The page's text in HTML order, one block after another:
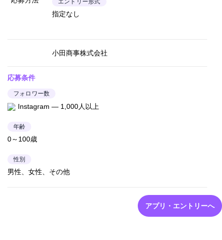
エントリー形式
指定なし
小田商事株式会社
応募条件
フォロワー数
Instagram — 1,000人以上
年齢
0～100歳
性別
男性、女性、その他
アプリ・エントリーへ